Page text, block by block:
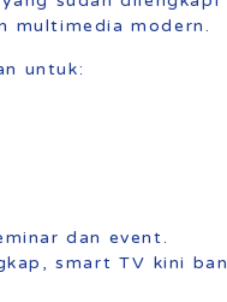
multimedia modern.
untuk:
dan event.
smart TV kini